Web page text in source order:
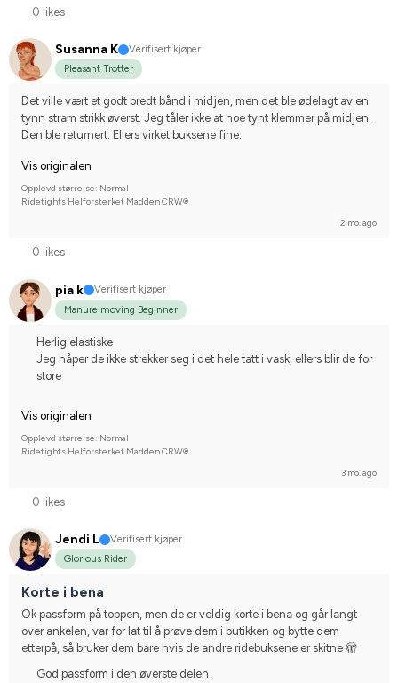
0 likes
Susanna K
Verifisert kjøper
Pleasant Trotter
Det ville vært et godt bredt bånd i midjen, men det ble ødelagt av en
tynn stram strikk øverst. Jeg tåler ikke at noe tynt klemmer på midjen.
Den ble returnert. Ellers virket buksene fine.
Vis originalen
Opplevd størrelse: Normal
Ridetights Helforsterket Madden CRW®
2 mo. ago
0 likes
pia k
Verifisert kjøper
Manure moving Beginner
Herlig elastiske
Jeg håper de ikke strekker seg i det hele tatt i vask, ellers blir de for
store
Vis originalen
Opplevd størrelse: Normal
Ridetights Helforsterket Madden CRW®
3 mo. ago
0 likes
Jendi L
Verifisert kjøper
Glorious Rider
Korte i bena
Ok passform på toppen, men de er veldig korte i bena og går langt
over ankelen, var for lat til å prøve dem i butikken og bytte dem
etterpå, så bruker dem bare hvis de andre ridebuksene er skitne 🫣
God passform i den øverste delen